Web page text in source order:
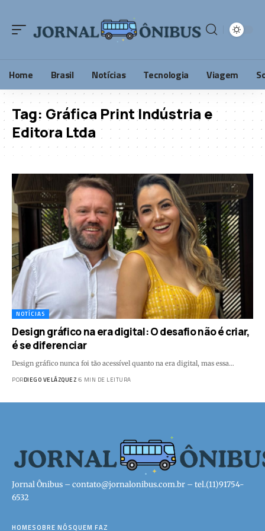
Home Brasil Notícias Tecnologia Viagem
Tag: Gráfica Print Indústria e
Editora Ltda
NOTÍCIAS
Design gráfico na era digital: O desafio não é criar,
é se diferenciar
Design gráfico nunca foi tão acessível quanto na era digital, mas essa…
PORDIEGO VELÁZQUEZ 6 MIN DE LEITURA
Jornal Ônibus – contato@jornalonibus.com.br – tel.(11)91754-
6532
HOMESOBRE NÓSQUEM FAZ